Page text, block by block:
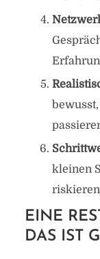
kleinen
riskieren
EINE
DAS IST